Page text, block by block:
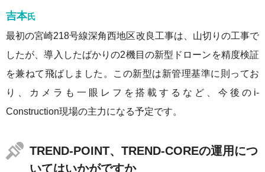
吉本氏
最初の宮崎218号線深角西地区改良工事は、山切りの工事で
したが、導入したばかりの2機目の新型ドローンを精度検証
を兼ねて飛ばしました。この新型は新管理基準に則ってお
り、カメラも一眼レフを搭載するなど、今後のi-
Construction現場の主力になる予定です。
TREND-POINT、TREND-COREの運用につ
いてはいかがですか